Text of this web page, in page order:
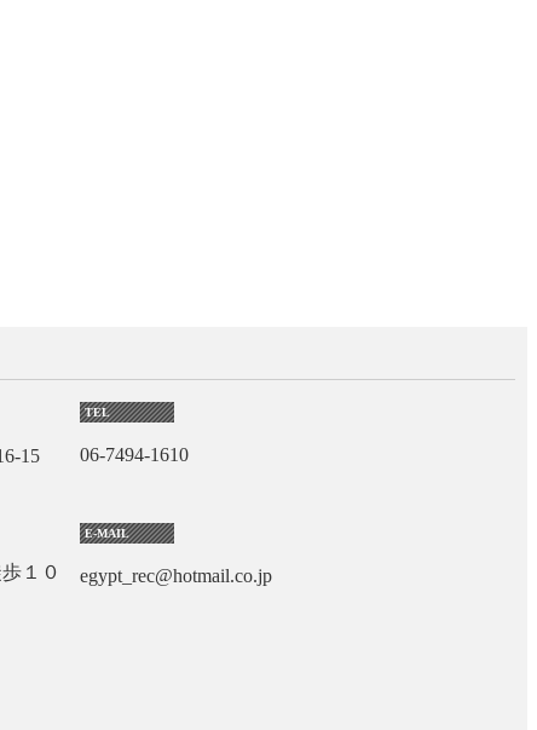
15
１０
TEL
06-7494-1610
E-MAIL
egypt_rec@hotmail.co.jp